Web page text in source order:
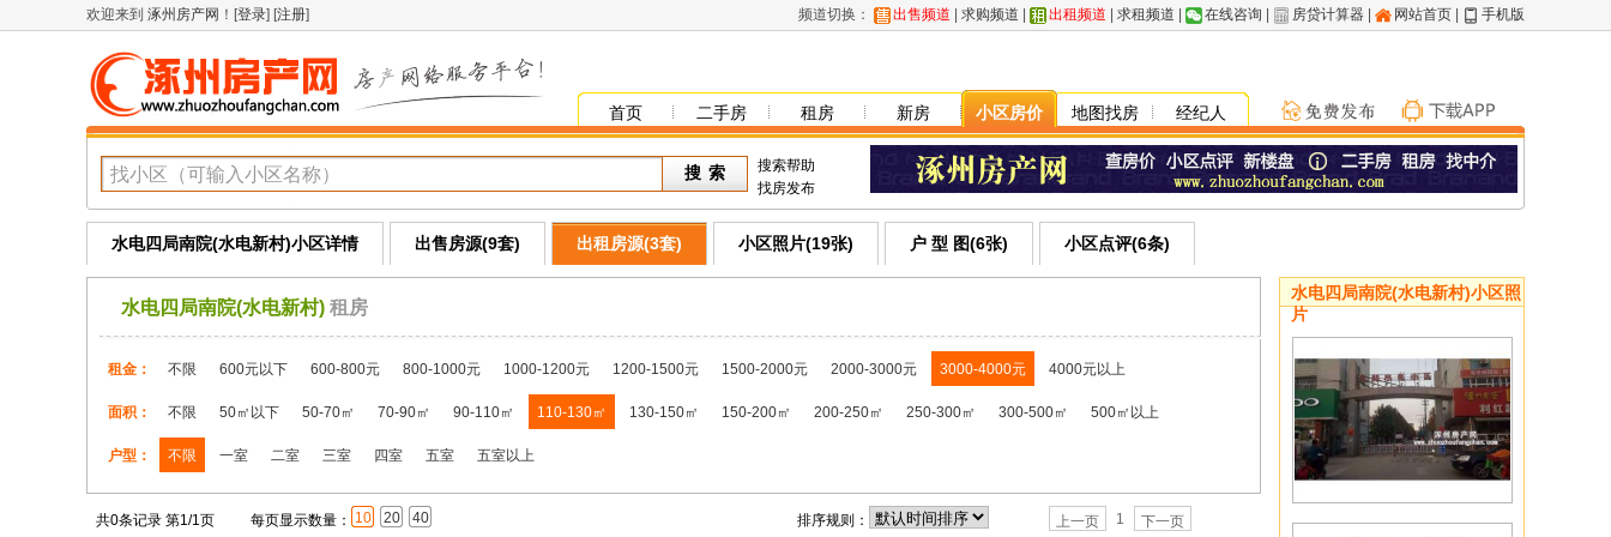
欢迎来到 涿州房产网 ！[登录] [注册] 频道切换： 出售频道 求购频道 出租频道 求租频道 在线咨询 房贷计算器 网站首页 手机版
首页 二手房 租房 新房 小区房价 地图找房 经纪人
搜索帮助
找房发布
水电四局南院(水电新村)小区详情 出售房源(9套) 出租房源(3套) 小区照片(19张) 户 型 图(6张) 小区点评(6条)
水电四局南院(水电新村) 租房
租金： 不限 600元以下 600-800元 800-1000元 1000-1200元 1200-1500元 1500-2000元 2000-3000元 3000-4000元 4000元以上
面积： 不限 50㎡以下 50-70㎡ 70-90㎡ 90-110㎡ 110-130㎡ 130-150㎡ 150-200㎡ 200-250㎡ 250-300㎡ 300-500㎡ 500㎡以上
户型： 不限 一室 二室 三室 四室 五室 五室以上
共0条记录 第1/1页 每页显示数量： 10 20 40 排序规则： 上一页 1 下一页
水电四局南院(水电新村)小区照
片